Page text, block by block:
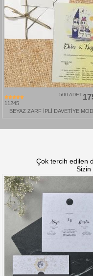
11245
500 ADET
BEYAZ ZARF İPLİ DAVETİYE
Çok tercih edilen
Sizin